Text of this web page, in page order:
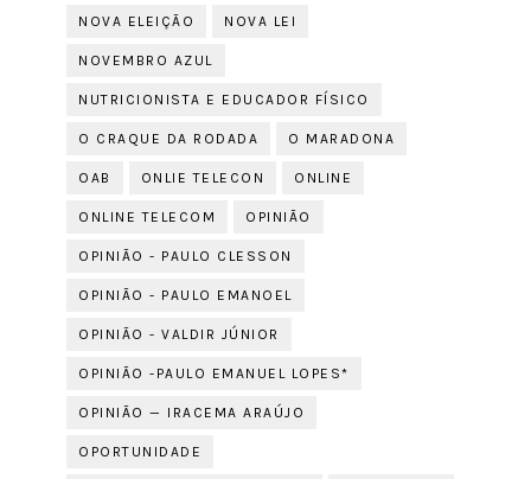
NOVA ELEIÇÃO NOVA LEI
NOVEMBRO AZUL
NUTRICIONISTA E EDUCADOR FÍSICO
O CRAQUE DA RODADA O MARADONA
OAB ONLIE TELECON ONLINE
ONLINE TELECOM OPINIÃO
OPINIÃO - PAULO CLESSON
OPINIÃO - PAULO EMANOEL
OPINIÃO - VALDIR JÚNIOR
OPINIÃO -PAULO EMANUEL LOPES*
OPINIÃO — IRACEMA ARAÚJO
OPORTUNIDADE